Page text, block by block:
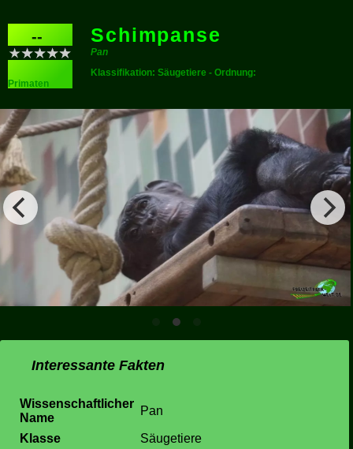
-- Schimpanse
Pan
Klassifikation: Säugetiere - Ordnung:
Primaten
Interessante Fakten
Wissenschaftlicher
Name
Pan
Klasse
Säugetiere